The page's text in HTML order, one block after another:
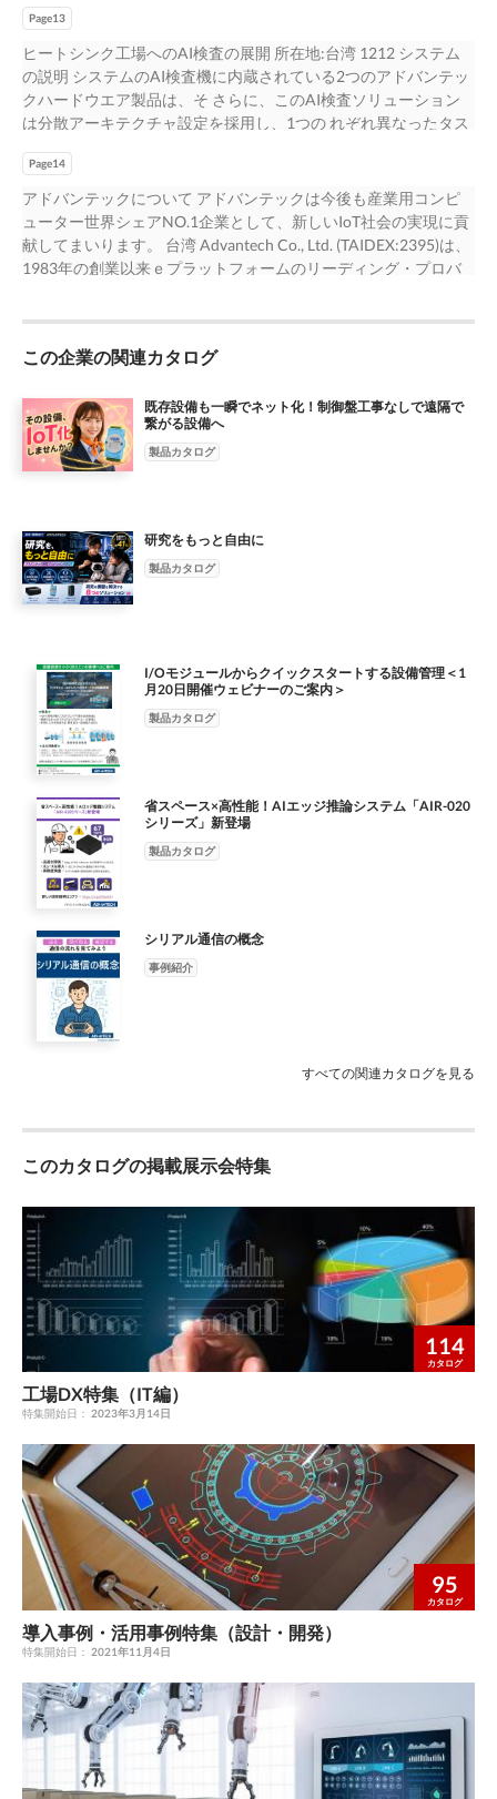
ステム 維欠陥検査ソリューションです。アドバンテックのMIC-
770およびMIC-730AIは、 すべてのAIコンピューティング要件に
完全に適合しています。
い処理能力により、高精度の繊維製品をより高速・高精度で自動
的に検査する 小型ファンレス・システム ことが可能になりま
す。AI推論技術を用いた織物欠陥検査は、最も微細な欠陥 を効
率的に同定し、高品質の製品を提供します。管理システムによっ
て自動的 に制御されるロボットアームは、良品と不良品の両方
を処理することができ ま す。この分散型のAIガイドロボットア
ームソリューションにより、繊維メーカーと織 物工場は、リア
ルタイムで生産量をモニターし、制御することができるようにな
り ました。
テックとSmasoftの協業は 、製造業が人間の目視検査からAI検査
へ 移行するのを支援することを目的としてい ます。ルールベー
スのマシン・ビジョ ンと人工知能の視覚的な識別を組み合わせ
たソリューションは、工場の問題 に対する完璧な解決策である
だけでなく、自動検査システムの導入にも貢献し • コスト効率の
良いソリューションと柔軟な構造により、 ています。 ルールベ
ースマシン・ビジョン法と人工知能法を同時 主な特徴 に組み合
わせることが可能。 アドバンテックが選ばれる理由 • 柔軟で分
散型のアーキテクチャ構成で 、将来のファク トリー展開に対
応。 ハードおよびソフトの全面的な相互支援を得て 、アドバン
テックとSmasoftは、 • シンプルかつ簡単で、複雑なプログラム
設定を必要と アプリケーションシナリオを満たすエンドツーエ
ータとエンド・ユーザが自 顧客に提供しました 。AIシステムの
豊富な製品提供により、顧客は容易かつ 迅速にエッジソリュー
ションを開発することができます。 らマシンをトレーニング可
ン・コントロ ール、I/O制御、AI欠陥検査ツール(SmaAI)、AIトレ
ーニングなどの機能を統合し、3種 類の検査を行うことができる
ヒートシンク検査機を開発しました。同時に、AIディープラ ー
ニングモデルを継続的にトレーニングし、欠落検査率をさらに低
下させ、検査の質 を向上させました。 SmaSEQはユーザーフレン
です。ソフトウェアトレーニングコースを受講した後、クライア
ントオペレータは、技術 的なバックグラウンドやディープラー
ニングに対する適切な理解がないにもかかわら ず 、SmaSEQを簡
単に操作することができます。SmaSEQはシンプルか簡単で 、複
雑 なプログラム設定を必要とせず、システム・インテグレータ
とエンド・ユーザが自らマシ ンをトレーニングすることができ
エアは、ヒートシンク検査機の 人工知能システムの最適化にお
いて複雑な役目を果たしています。Smasoftはアドバ ンテックi-
Module拡張スロットとコンパクトファンレス ・システムMIC-
770を採用し、 NVIDIA Jetson® Xavier MIC-730AI AI Inference
Systemと協調動作します 。 これまでは、Smasoftは他社からIPC
を採用していましたが、IPCのサイズが大きすぎ るため、顧客か
ら交換を要求されることもしばしばありました。また、サイズの
のバーンイン後も安定動作してい ます。追加I/Oが 必要な場合
は、いつでも拡張可能です。これにより、プロジェクト毎にハー
ドウェアを 再評価する必要がなくなりました。
Page13
ヒートシンク工場へのAI検査の展開 所在地:台湾 1212 システム
の説明 システムのAI検査機に内蔵されている2つのアドバンテッ
クハードウエア製品は、そ さらに、このAI検査ソリューション
は分散アーキテクチャ設定を採用し、1つの れぞれ異なったタス
MIC‐770がAI推論を行う際に複数のMIC‐730AIと協調することを
可能にしました。そ ションのプロセスを制御し、ルールベース
の視覚検査を行い 、ヒートシンクのサイズ の結果、AI検査の追
加実施や検査スピードの向上を希望する場合は、ネットワーク
と厚さが仕様に合致しているかどうかを判定します。 ケーブル
ためにAI画像解析を行います。これは、Smasoftがクライアント
事前にハードウェアへインポートす ることで可能になります 。
SmaAIが関連するトレーニングを完了した後 、トレーニン グモ
デルはMIC-730AIに配置されます。次いで、AI画像検査を行い、
平滑度を評価 主要製品 し、一般的な物理的ルールによって分類
ソフトウェアとアドバンテック社のハードウエアを組み合わ
NVIDIA Jetson® Xavierによる せることで、ヒートシンク工場は
3カ月でAI検査機の組み立てとテストを完了すること AI推論シス
た」と述べております。これまでに 10名の検査官が検査を行っ
ており、ヒートシンク MIC-7700 ごとに3種類の点検を行うのに
30秒かかっていました。今では、最終的な再検査を Intel® 6/7世
代Core i卓上 行うのに必要な検査官は1人だけであり、作業を完
了するのに4秒しかかかっていま コンパクトシステム せん。結果
として、このソリューションの導入は、人件費を削減するだけで
なく、検査 効率も改善しました。
Page14
アドバンテックについて アドバンテックは今後も産業用コンピ
ューター世界シェアNO.1企業として、新しいIoT社会の実現に貢
献してまいります。 台湾 Advantech Co., Ltd. (TAIDEX:2395)は、
1983年の創業以来ｅプラットフォームのリーディング・プロバ
えるグローバル企業です。得意とする組込み用ボードコンピュー
販売に加え、お客様のニーズにきめ細かくお応えする産業用コン
ピュータのBTOサービスや、お客様の要求仕様に合わせて製品の
設計から生産までを請け負うDMSビジネスも行なってい ます。
また、近年コーポレートビジョンである「インテリジェント･プ
リューション開発に務めるとともに、さまざまなエコパート ナ
ー企業とのパートナーシップの強化を図っています。このような
エコパートナー企業との緊密な協力関係、および自らの 研究開
マートなものにしていくこと、- インテリジェント・プラネット
の実現 - が、我々Advantechの使命です。 (ホームページ:
www.advantech.co.jp) 本件についてのお問い合わせ先 アドバン
テック株式会社 IIoT事業部 TEAM マーケティング Roger Rogers
TEL： 06-6267-1887 Mail： AJP.IIOT.Marketing@advantech.com
この企業の関連カタログ
既存設備も一瞬でネット化！制御盤工事なしで遠隔で
繋がる設備へ
製品カタログ
研究をもっと自由に
製品カタログ
I/Oモジュールからクイックスタートする設備管理＜1
月20日開催ウェビナーのご案内＞
製品カタログ
省スペース×高性能！AIエッジ推論システム「AIR-020
シリーズ」新登場
製品カタログ
シリアル通信の概念
事例紹介
すべての関連カタログを見る
このカタログの掲載展示会特集
114
カタログ
工場DX特集（IT編）
特集開始日： 2023年3月14日
95
カタログ
導入事例・活用事例特集（設計・開発）
特集開始日： 2021年11月4日